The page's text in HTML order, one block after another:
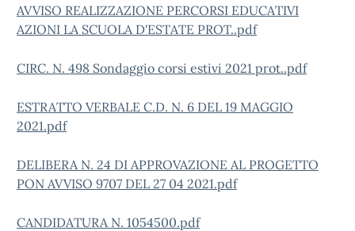
AVVISO REALIZZAZIONE PERCORSI EDUCATIVI
AZIONI LA SCUOLA D'ESTATE PROT..pdf
CIRC. N. 498 Sondaggio corsi estivi 2021 prot..pdf
ESTRATTO VERBALE C.D. N. 6 DEL 19 MAGGIO
2021.pdf
DELIBERA N. 24 DI APPROVAZIONE AL PROGETTO
PON AVVISO 9707 DEL 27 04 2021.pdf
CANDIDATURA N. 1054500.pdf